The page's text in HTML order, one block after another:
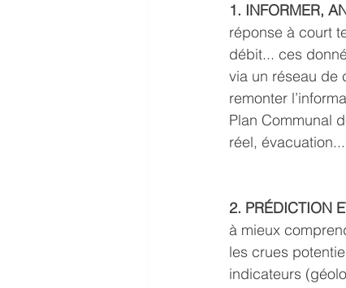
1. INFORMER,
réponse à court
débit... ces
via un réseau de
remonter
Plan Communal
réel,
2. PRÉDICTION
à mieux
les crues
indicateurs